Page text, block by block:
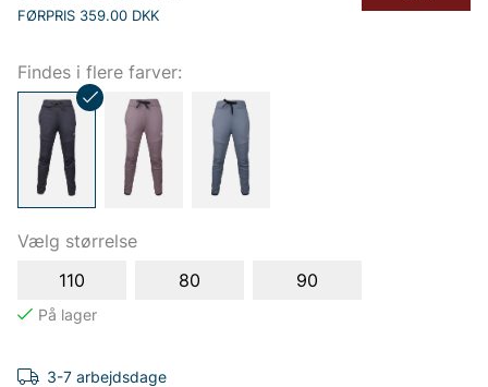
FØRPRIS 359.00 DKK
Findes i flere farver:
Vælg størrelse
110
80 90
3-7 arbejdsdage